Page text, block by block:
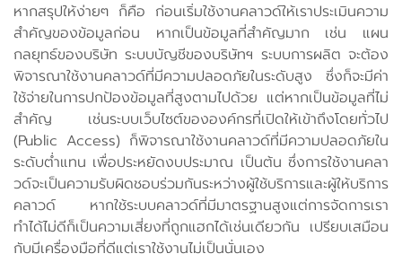
หากสรุปให้ง่ายๆ ก็คือ ก่อนเริ่มใช้งานคลาวด์ให้เราประเมินความ
สำคัญของข้อมูลก่อน หากเป็นข้อมูลที่สำคัญมาก เช่น แผน
กลยุทธ์ของบริษัท ระบบบัญชีของบริษัทฯ ระบบการผลิต จะต้อง
พิจารณาใช้งานคลาวด์ที่มีความปลอดภัยในระดับสูง ซึ่งก็จะมีค่า
ใช้จ่ายในการปกป้องข้อมูลที่สูงตามไปด้วย แต่หากเป็นข้อมูลที่ไม่
สำคัญ เช่นระบบเว็บไซต์ขององค์กรที่เปิดให้เข้าถึงโดยทั่วไป
(Public Access) ก็พิจารณาใช้งานคลาวด์ที่มีความปลอดภัยใน
ระดับต่ำแทน เพื่อประหยัดงบประมาณ เป็นต้น ซึ่งการใช้งานคลา
วด์จะเป็นความรับผิดชอบร่วมกันระหว่างผู้ใช้บริการและผู้ให้บริการ
คลาวด์ หากใช้ระบบคลาวด์ที่มีมาตรฐานสูงแต่การจัดการเรา
ทำได้ไม่ดีก็เป็นความเสี่ยงที่ถูกแฮกได้เช่นเดียวกัน เปรียบเสมือน
กับมีเครื่องมือที่ดีแต่เราใช้งานไม่เป็นนั่นเอง